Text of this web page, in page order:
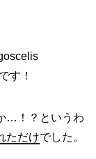
す！
…！？というわ
ただけでした。